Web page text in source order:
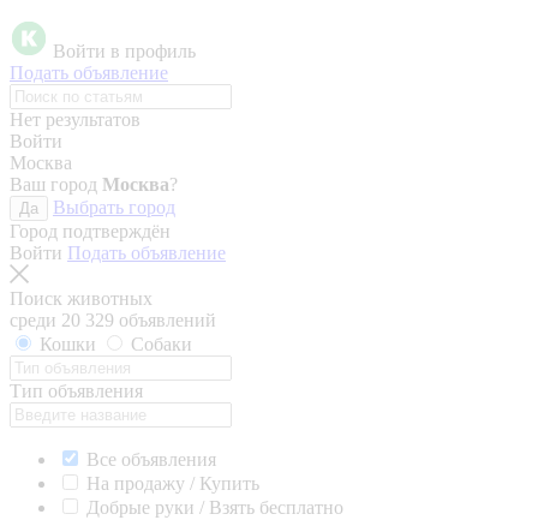
Войти в профиль
Подать объявление
Нет результатов
Войти
Москва
Ваш город Москва?
Да
Выбрать город
Город подтверждён
Войти Подать объявление
Поиск животных
среди 20 329 объявлений
Кошки
Собаки
Тип объявления
Все объявления
На продажу / Купить
Добрые руки / Взять бесплатно